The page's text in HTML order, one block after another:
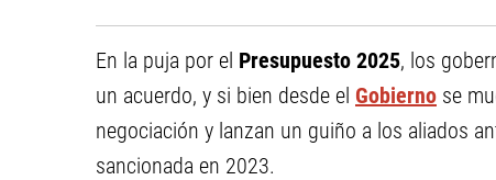
En la puja por el Presupuesto 2025, los
un acuerdo, y si bien desde el Gobierno se
negociación y lanzan un guiño a los aliados
sancionada en 2023.